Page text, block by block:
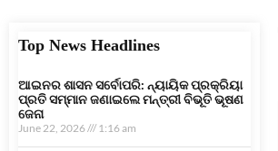
Top News Headlines
ଆଇନର ଶାସନ ସର୍ବୋପରି: ନ୍ୟାୟିକ ପ୍ରକ୍ରିୟା
ପ୍ରତି ସମ୍ମାନ ଜଣାଇଲେ ମନ୍ତ୍ରୀ ବିଭୂତି ଭୂଷଣ
ଜେନା
June 22, 2026 1:16 am